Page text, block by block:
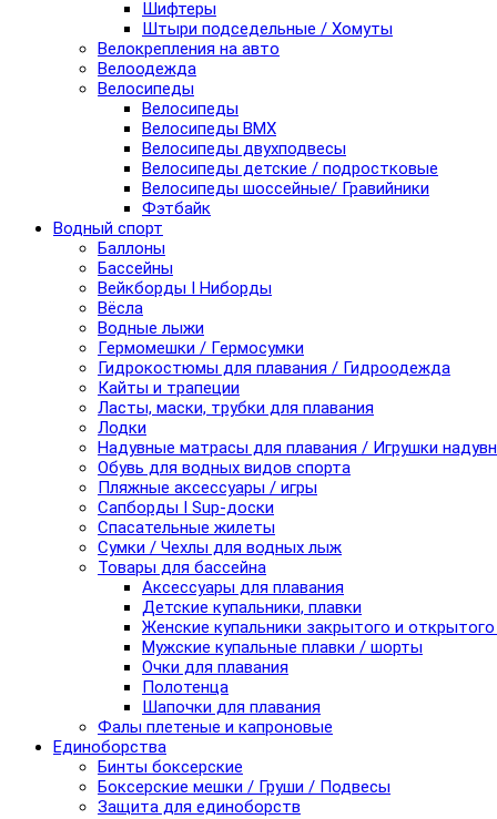
Шифтеры
Штыри подседельные / Хомуты
Велокрепления на авто
Велоодежда
Велосипеды
Велосипеды
Велосипеды BMX
Велосипеды двухподвесы
Велосипеды детские / подростковые
Велосипеды шоссейные/ Гравийники
Фэтбайк
Водный спорт
Баллоны
Бассейны
Вейкборды I Ниборды
Вёсла
Водные лыжи
Гермомешки / Гермосумки
Гидрокостюмы для плавания / Гидроодежда
Кайты и трапеции
Ласты, маски, трубки для плавания
Лодки
Надувные матрасы для плавания / Игрушки
Обувь для водных видов спорта
Пляжные аксессуары / игры
Сапборды I Sup-доски
Спасательные жилеты
Сумки / Чехлы для водных лыж
Товары для бассейна
Аксессуары для плавания
Детские купальники, плавки
Женские купальники закрытого и
Мужские купальные плавки / шорты
Очки для плавания
Полотенца
Шапочки для плавания
Фалы плетеные и капроновые
Единоборства
Бинты боксерские
Боксерские мешки / Груши / Подвесы
Защита для единоборств